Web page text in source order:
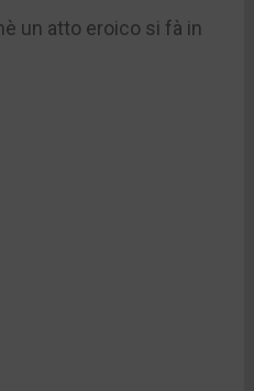
un atto eroico si fà in